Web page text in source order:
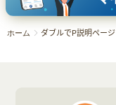
ホーム ダブルでP説明ページ